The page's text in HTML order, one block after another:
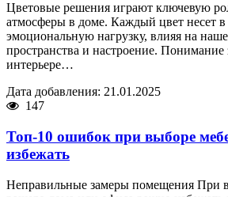
Цветовые решения играют ключевую
атмосферы в доме. Каждый цвет несет
эмоциональную нагрузку, влияя на
пространства и настроение. Понимание
интерьере…
Дата добавления: 21.01.2025
147
Топ-10 ошибок при выборе
избежать
Неправильные замеры помещения При